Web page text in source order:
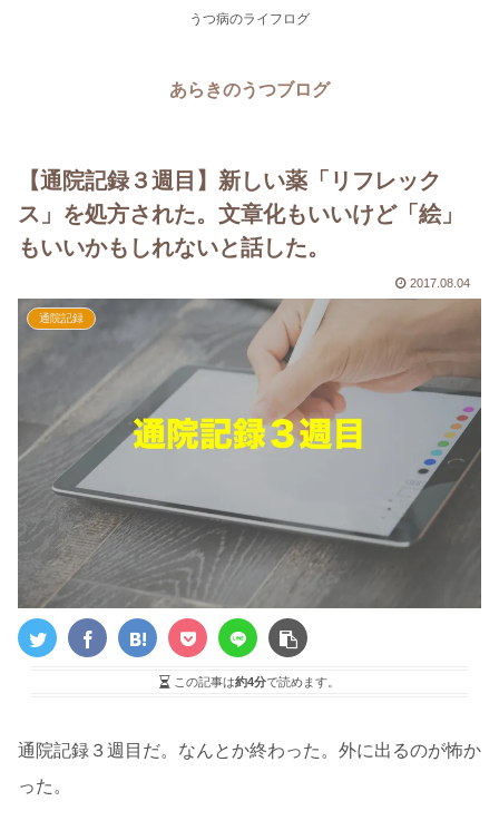
うつ病のライフログ
あらきのうつブログ
【通院記録３週目】新しい薬「リフレック
ス」を処方された。文章化もいいけど「絵」
もいいかもしれないと話した。
2017.08.04
通院記録
この記事は約4分で読めます。
通院記録３週目だ。なんとか終わった。外に出るのが怖か
った。